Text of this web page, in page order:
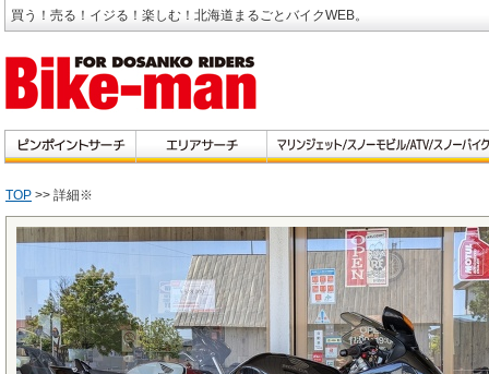
買う！売る！イジる！楽しむ！北海道まるごとバイクWEB。
TOP >> 詳細※